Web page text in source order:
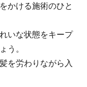
かける施術のひと
いな状態をキープ
う。
を労わりながら入